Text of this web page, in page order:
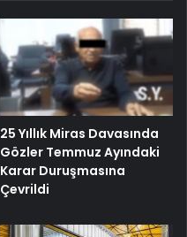
25 Yıllık Miras Davasında
Gözler Temmuz Ayındaki
Karar Duruşmasına
Çevrildi